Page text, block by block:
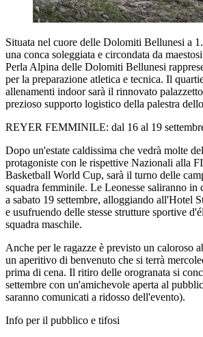
Situata nel cuore delle Dolomiti Bellunesi a
una conca soleggiata e circondata da
Perla Alpina delle Dolomiti Bellunesi
per la preparazione atletica e tecnica. Il
allenamenti indoor sarà il rinnovato
prezioso supporto logistico della palestra
REYER FEMMINILE: dal 16 al 19
Dopo un'estate caldissima che vedrà molte
protagoniste con le rispettive Nazionali alla
Basketball World Cup, sarà il turno delle
squadra femminile. Le Leonesse saliranno in
a sabato 19 settembre, alloggiando all'Hotel
e usufruendo delle stesse strutture sportive
squadra maschile.
Anche per le ragazze è previsto un caloroso
un aperitivo di benvenuto che si terrà
prima di cena. Il ritiro delle orogranata si
settembre con un'amichevole aperta al
saranno comunicati a ridosso dell'evento).
Info per il pubblico e tifosi